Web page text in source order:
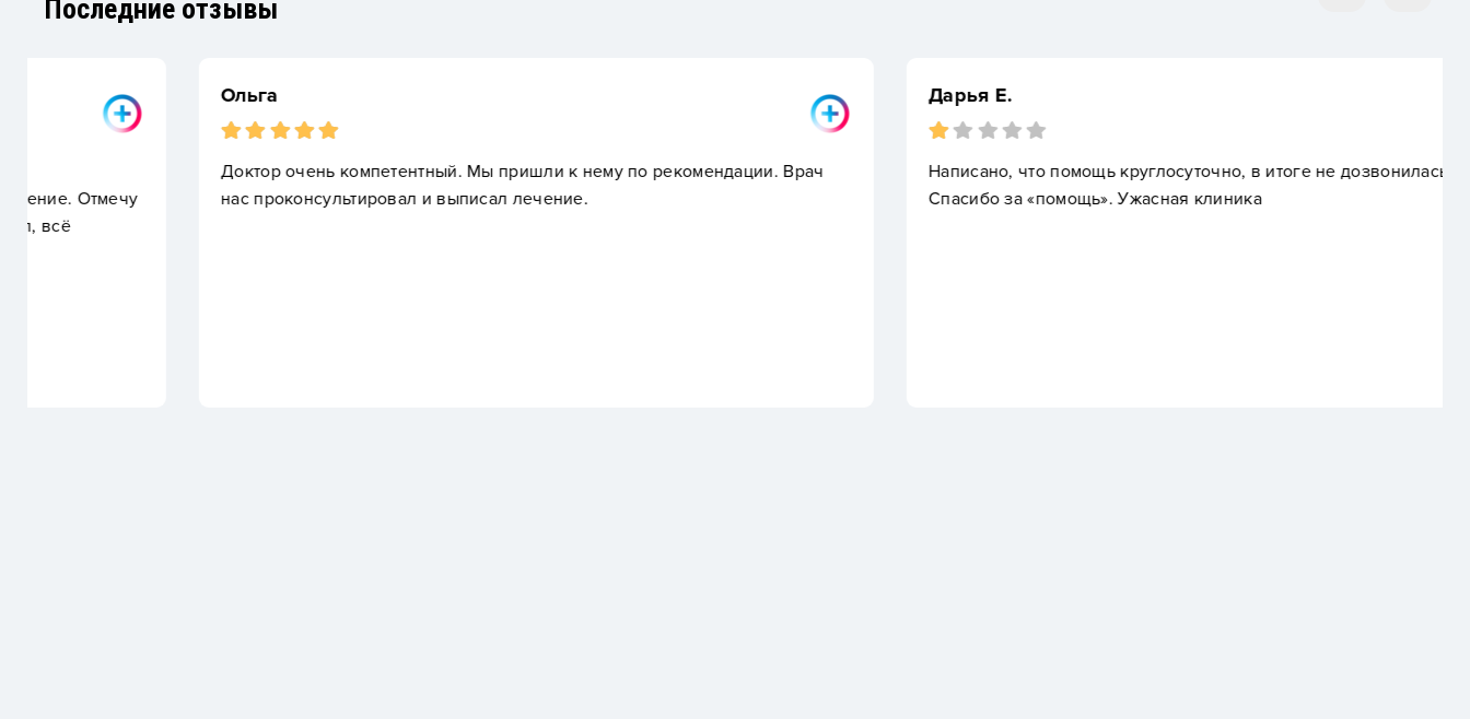
Последние отзывы
Ольга
Доктор очень компетентный. Мы пришли к нему по рекомендации. Врач
нас проконсультировал и выписал лечение.
Дарья Е.
Написано, что помощь круглосуточно, в итоге не дозвонилась вообще.
Спасибо за «помощь». Ужасная клиника